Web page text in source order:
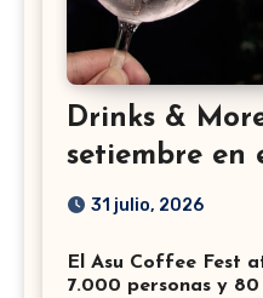
Drinks &
setiembre en
31 julio, 2026
El Asu Coffee Fest
7.000 personas y